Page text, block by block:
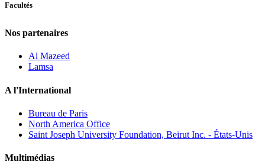
Facultés
Nos partenaires
Al Mazeed
Lamsa
A l'International
Bureau de Paris
North America Office
Saint Joseph University Foundation, Beirut Inc. - États-Unis
Multimédias